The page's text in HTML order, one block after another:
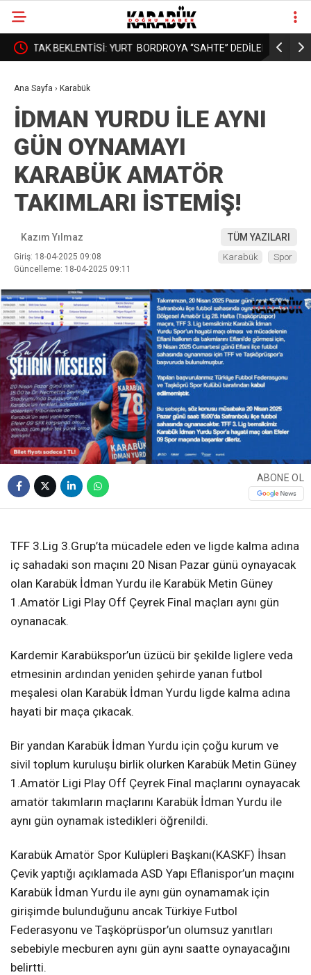
YURT BORDROYA “SAHTE” DEDİLER, GERÇEK MAAŞI
Ana Sayfa › Karabük
İDMAN YURDU İLE AYNI
GÜN OYNAMAYI
KARABÜK AMATÖR
TAKIMLARI İSTEMİŞ!
Kazım Yılmaz TÜM YAZILARI
Giriş: 18-04-2025 09:08
Güncelleme: 18-04-2025 09:11
Karabük Spor
ABONE OL
TFF 3.Lig 3.Grup’ta mücadele eden ve ligde kalma adına
iç sahadaki son maçını 20 Nisan Pazar günü oynayacak
olan Karabük İdman Yurdu ile Karabük Metin Güney
1.Amatör Ligi Play Off Çeyrek Final maçları aynı gün
oynanacak.
Kardemir Karabükspor’un üzücü bir şekilde liglere veda
etmesinin ardından yeniden şehirde yanan futbol
meşalesi olan Karabük İdman Yurdu ligde kalma adına
hayati bir maça çıkacak.
Bir yandan Karabük İdman Yurdu için çoğu kurum ve
sivil toplum kuruluşu birlik olurken Karabük Metin Güney
1.Amatör Ligi Play Off Çeyrek Final maçlarını oynayacak
amatör takımların maçlarını Karabük İdman Yurdu ile
aynı gün oynamak istedikleri öğrenildi.
Karabük Amatör Spor Kulüpleri Başkanı(KASKF) İhsan
Çevik yaptığı açıklamada ASD Yapı Eflanispor’un maçını
Karabük İdman Yurdu ile aynı gün oynamamak için
girişimde bulunduğunu ancak Türkiye Futbol
Federasyonu ve Taşköprüspor’un olumsuz yanıtları
sebebiyle mecburen aynı gün aynı saatte oynayacağını
belirtti.